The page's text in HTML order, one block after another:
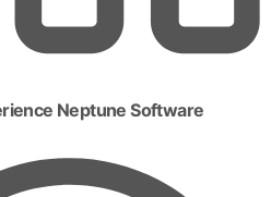
Neptune Software